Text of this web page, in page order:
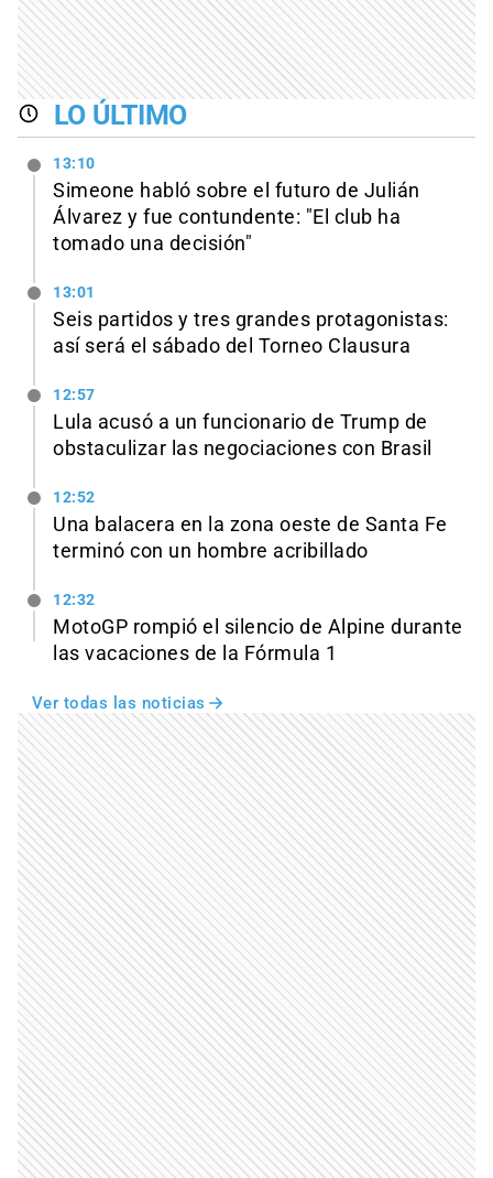
LO ÚLTIMO
13:10
Simeone habló sobre el futuro de Julián
Álvarez y fue contundente: "El club ha
tomado una decisión"
13:01
Seis partidos y tres grandes protagonistas:
así será el sábado del Torneo Clausura
12:57
Lula acusó a un funcionario de Trump de
obstaculizar las negociaciones con Brasil
12:52
Una balacera en la zona oeste de Santa Fe
terminó con un hombre acribillado
12:32
MotoGP rompió el silencio de Alpine durante
las vacaciones de la Fórmula 1
Ver todas las noticias